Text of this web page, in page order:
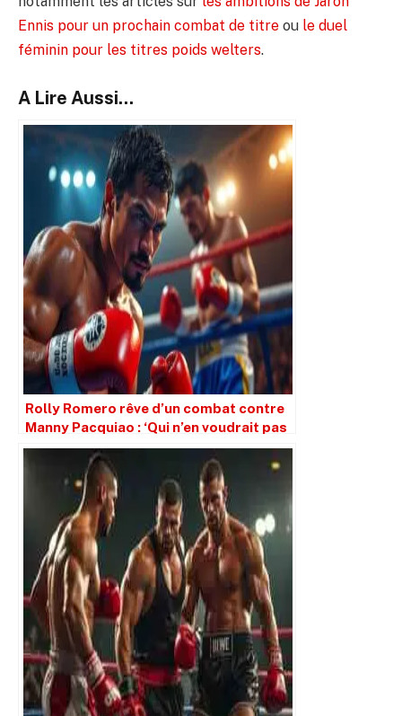
Ennis pour un prochain combat de titre ou le duel
féminin pour les titres poids welters.
A Lire Aussi...
Rolly Romero rêve d’un combat contre
Manny Pacquiao : ‘Qui n’en voudrait pas
?